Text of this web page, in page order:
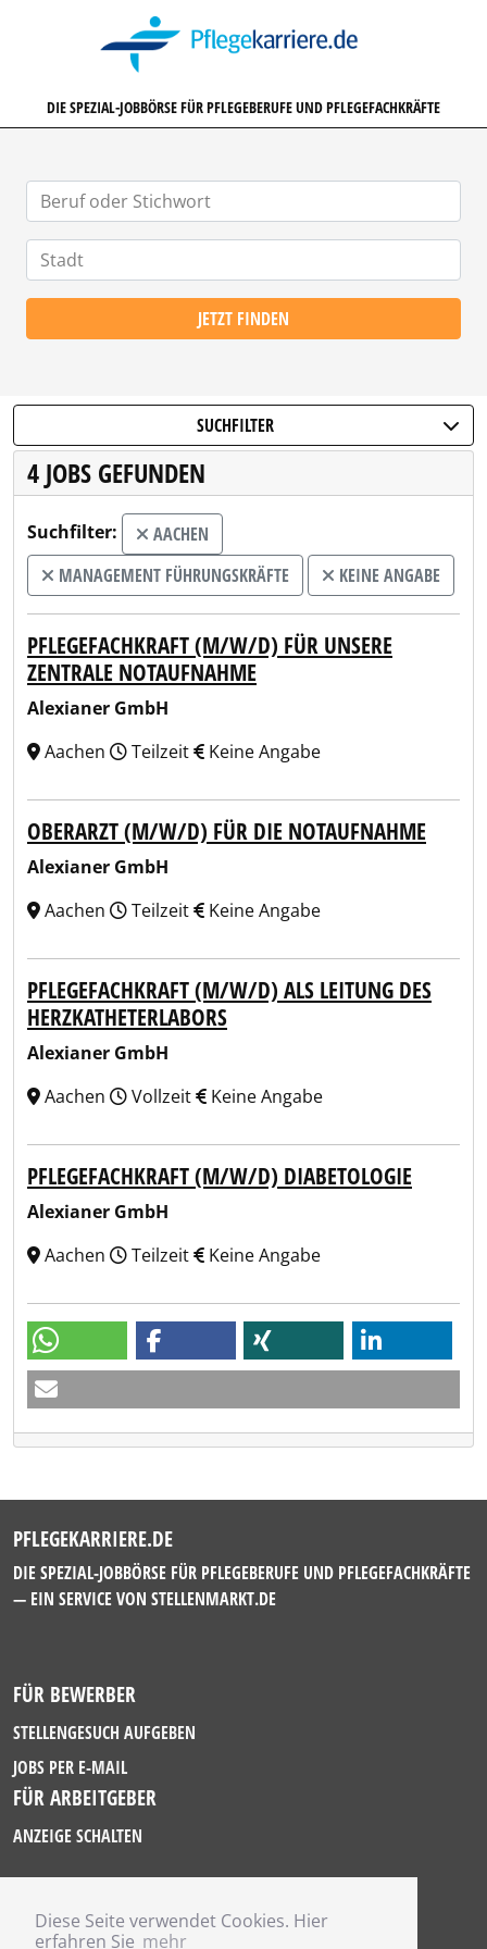
Diese Seite verwendet Cookies. Hier
erfahren Sie mehr
DIE SPEZIAL-JOBBÖRSE FÜR PFLEGEBERUFE UND PFLEGEFACHKRÄFTE
JETZT FINDEN
SUCHFILTER
4 JOBS GEFUNDEN
Suchfilter:
AACHEN
MANAGEMENT FÜHRUNGSKRÄFTE
KEINE ANGABE
PFLEGEFACHKRAFT (M/W/D) FÜR UNSERE
ZENTRALE NOTAUFNAHME
Alexianer GmbH
Aachen
Teilzeit Keine Angabe
OBERARZT (M/W/D) FÜR DIE NOTAUFNAHME
Alexianer GmbH
Aachen
Teilzeit Keine Angabe
PFLEGEFACHKRAFT (M/W/D) ALS LEITUNG DES
HERZKATHETERLABORS
Alexianer GmbH
Aachen
Vollzeit Keine Angabe
PFLEGEFACHKRAFT (M/W/D) DIABETOLOGIE
Alexianer GmbH
Aachen
Teilzeit Keine Angabe
PFLEGEKARRIERE.DE
DIE SPEZIAL-JOBBÖRSE FÜR PFLEGEBERUFE UND PFLEGEFACHKRÄFTE
— EIN SERVICE VON STELLENMARKT.DE
FÜR BEWERBER
STELLENGESUCH AUFGEBEN
JOBS PER E-MAIL
FÜR ARBEITGEBER
ANZEIGE SCHALTEN
IMPRESSUM